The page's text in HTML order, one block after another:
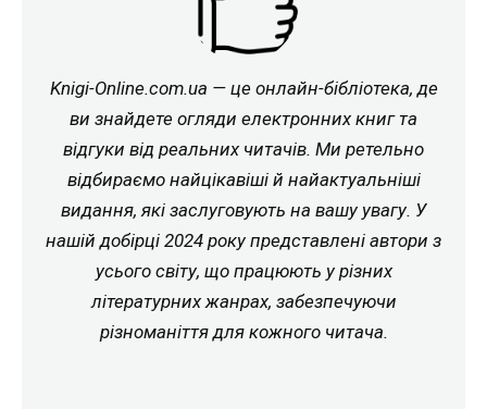
Knigi-Online.com.ua — це онлайн-бібліотека, де
ви знайдете огляди електронних книг та
відгуки від реальних читачів. Ми ретельно
відбираємо найцікавіші й найактуальніші
видання, які заслуговують на вашу увагу. У
нашій добірці 2024 року представлені автори з
усього світу, що працюють у різних
літературних жанрах, забезпечуючи
різноманіття для кожного читача.